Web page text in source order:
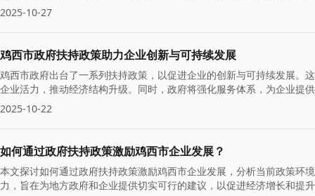
2025-10-27
鸡西市政府扶持政策助力企业创新与可持续发展
鸡西市政府出台了一系列扶持政策，以促进企业的创新与可持续发展。
企业活力，推动经济结构升级。同时，政府将强化服务体系，为企业提
2025-10-22
如何通过政府扶持政策激励鸡西市企业发展？
本文探讨如何通过政府扶持政策激励鸡西市企业发展，分析当前政策环
力，旨在为地方政府和企业提供切实可行的建议，以促进经济增长和提